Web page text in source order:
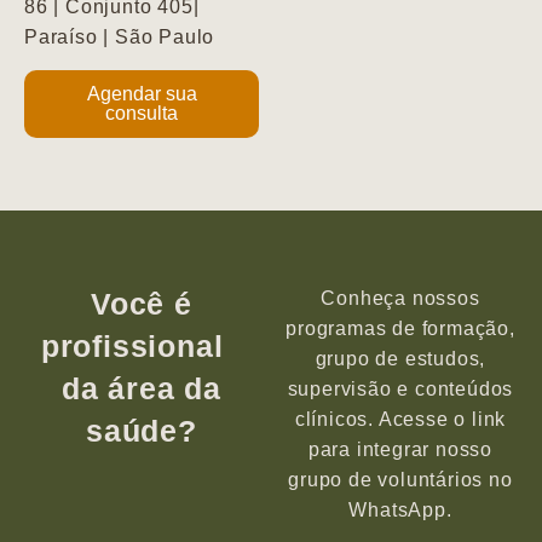
86 | Conjunto 405|
Paraíso | São Paulo
Agendar sua
consulta
Você é
profissional
da área da
saúde?
Conheça nossos
programas de formação,
grupo de estudos,
supervisão e conteúdos
clínicos. Acesse o link
para integrar nosso
grupo de voluntários no
WhatsApp.